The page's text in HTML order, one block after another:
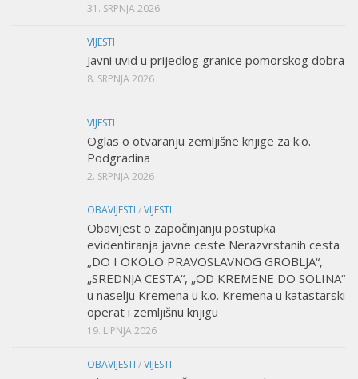
31. SRPNJA 2026
VIJESTI
Javni uvid u prijedlog granice pomorskog dobra
8. SRPNJA 2026
VIJESTI
Oglas o otvaranju zemljišne knjige za k.o.
Podgradina
2. SRPNJA 2026
OBAVIJESTI /VIJESTI
Obavijest o započinjanju postupka
evidentiranja javne ceste Nerazvrstanih cesta
„DO I OKOLO PRAVOSLAVNOG GROBLJA“,
„SREDNJA CESTA“, „OD KREMENE DO SOLINA“
u naselju Kremena u k.o. Kremena u katastarski
operat i zemljišnu knjigu
19. LIPNJA 2026
OBAVIJESTI /VIJESTI